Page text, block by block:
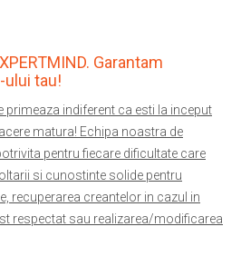
Garantam
tau!
primeaza indiferent ca esti la inceput
matura! Echipa noastra de
pentru fiecare dificultate care
si cunostinte solide pentru
recuperarea creantelor in cazul in
respectat sau realizarea/modificarea